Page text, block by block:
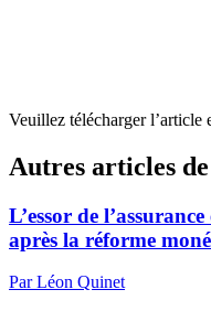
Veuillez télécharger l’article
Autres articles
L’essor de
après la réforme
Par Léon Quinet